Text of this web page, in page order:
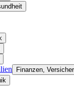
Finanzen,